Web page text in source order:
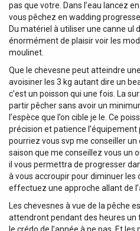
pas que votre. Dans l’eau lancez
vous pêchez en wadding
Du matériel à utiliser une canne ul
énormément de plaisir voir les
moulinet.
Que le chevesne peut atteindre
avoisiner les 3 kg autant dire un
c’est un poisson qui une fois. La
partir pêcher sans avoir un
l’espèce que l’on cible je le. Ce
précision et patience
pourriez vous svp me conseiller
saison que me conseillez vous un
il vous permettra de progresser
à vous accroupir pour diminuer les
effectuez une approche allant de
Les chevesnes à vue de la pêche
attendront pendant des heures un